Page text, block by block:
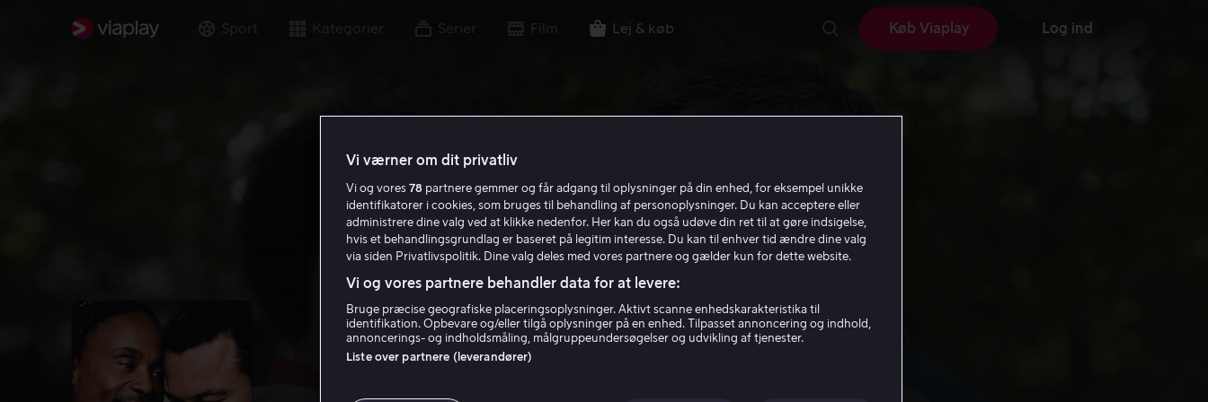
Sport Kategorier Serier Film Lej & køb Køb Viaplay Log ind
Vi værner om dit privatliv
Vi og vores 78 partnere gemmer og får adgang til oplysninger på din enhed, for eksempel unikke
identifikatorer i cookies, som bruges til behandling af personoplysninger. Du kan acceptere eller
administrere dine valg ved at klikke nedenfor. Her kan du også udøve din ret til at gøre indsigelse,
hvis et behandlingsgrundlag er baseret på legitim interesse. Du kan til enhver tid ændre dine valg
via siden Privatlivspolitik. Dine valg deles med vores partnere og gælder kun for dette website.
Vi og vores partnere behandler data for at levere:
Bruge præcise geografiske placeringsoplysninger. Aktivt scanne enhedskarakteristika til
identifikation. Opbevare og/eller tilgå oplysninger på en enhed. Tilpasset annoncering og indhold,
annoncerings- og indholdsmåling, målgruppeundersøgelser og udvikling af tjenester.
Liste over partnere (leverandører)